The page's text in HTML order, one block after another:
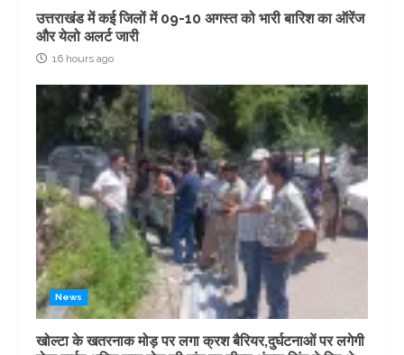
उत्तराखंड में कई जिलों में 09-10 अगस्त को भारी बारिश का ऑरेंज
और येलो अलर्ट जारी
16 hours ago
News
खोल्टा के खतरनाक मोड़ पर लगा क्रश बैरियर,दुर्घटनाओं पर लगेगी